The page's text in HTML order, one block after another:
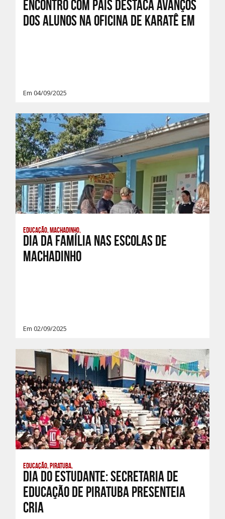
Encontro com pais destaca avanços
dos alunos na Oficina de Karatê em
Em 04/09/2025
Educação, Machadinho,
Dia da Família nas Escolas de
Machadinho
Em 02/09/2025
Educação, Piratuba,
DIA DO ESTUDANTE: SECRETARIA DE
EDUCAÇÃO DE PIRATUBA PRESENTEIA
CRIA